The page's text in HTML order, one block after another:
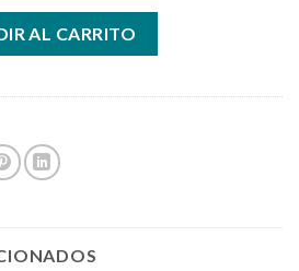
de l'élève + Cahier d'activités (A1)
AL CARRITO